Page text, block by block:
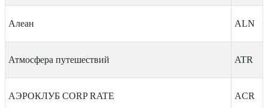
Алеан ALN
Атмосфера путешествий ATR
АЭРОКЛУБ CORP RATE ACR